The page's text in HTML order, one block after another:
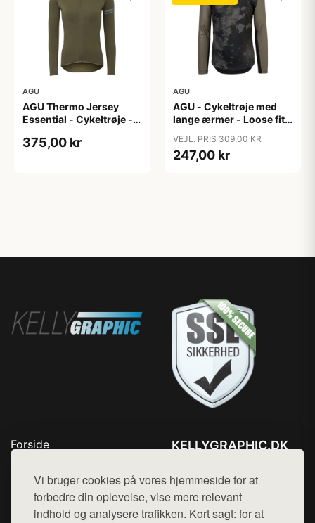
Vi bruger cookies på vores hjemmeside for at
forbedre din oplevelse, vise mere relevant
indhold og analysere trafikken. Kort sagt: for at
AGU
AGU Thermo Jersey
Essential - Cykeltrøje -
XXL
375,00 kr
AGU
AGU - Cykeltrøje med
lange ærmer - Loose fit -
VEJL. PRIS 309,00 KR
247,00 kr
Forside
Top Rabatter
Blog
Kontakt
KELLYGRAPHIC.DK
Mail: hej@want.dk